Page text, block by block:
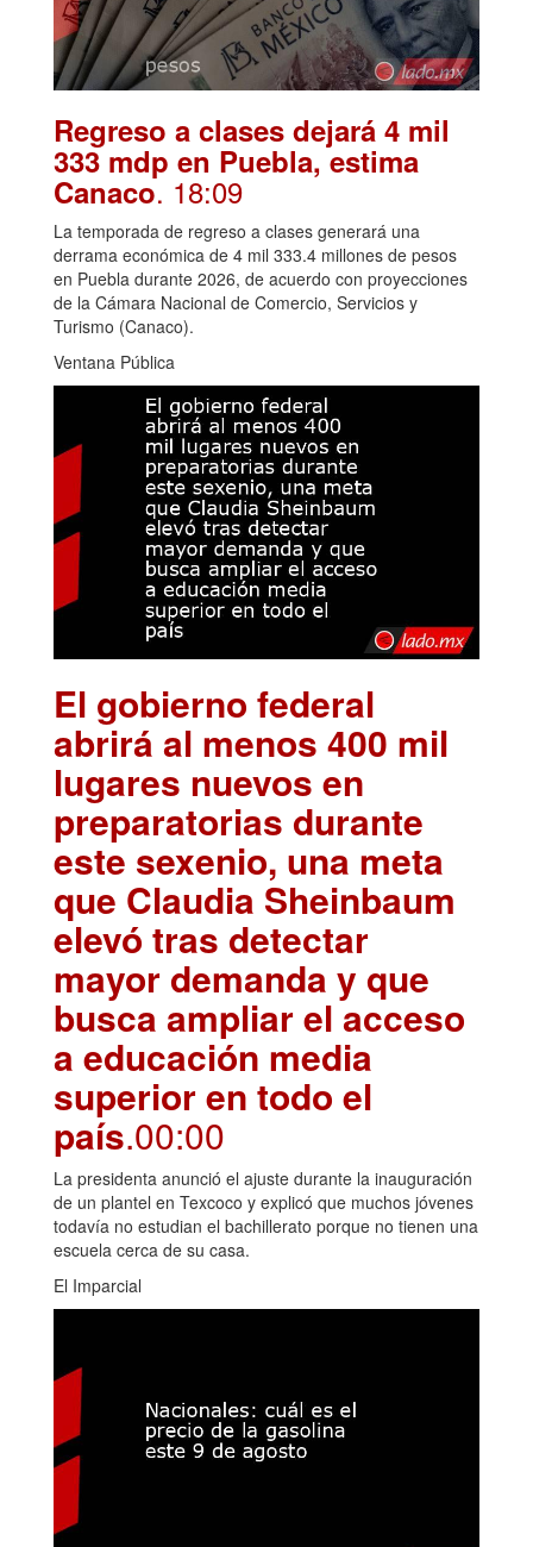
Regreso a clases dejará 4 mil
333 mdp en Puebla, estima
Canaco. 18:09
La temporada de regreso a clases generará una
derrama económica de 4 mil 333.4 millones de pesos
en Puebla durante 2026, de acuerdo con proyecciones
de la Cámara Nacional de Comercio, Servicios y
Turismo (Canaco).
Ventana Pública
El gobierno federal
abrirá al menos 400 mil
lugares nuevos en
preparatorias durante
este sexenio, una meta
que Claudia Sheinbaum
elevó tras detectar
mayor demanda y que
busca ampliar el acceso
a educación media
superior en todo el
país.00:00
La presidenta anunció el ajuste durante la inauguración
de un plantel en Texcoco y explicó que muchos jóvenes
todavía no estudian el bachillerato porque no tienen una
escuela cerca de su casa.
El Imparcial